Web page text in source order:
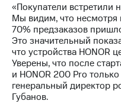
и акционерам
Корпоративное
управление
Корпоративный
секретарь
Раскрытие
«Покупатели
Мы видим, что несмотря
70% предзаказов
Это значительный
что устройства HONOR
Уверены, что после
и HONOR 200 Pro
генеральный директор
Губанов.